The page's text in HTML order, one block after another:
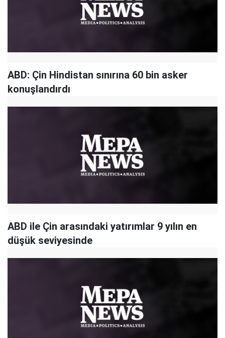
ABD: Çin Hindistan sınırına 60 bin asker
konuşlandırdı
ABD ile Çin arasındaki yatırımlar 9 yılın en
düşük seviyesinde